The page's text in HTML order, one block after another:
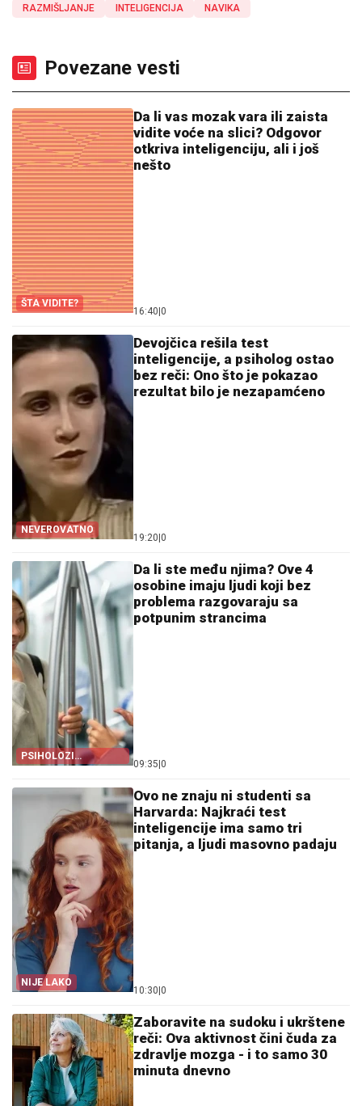
RAZMIŠLJANJE INTELIGENCIJA NAVIKA
Povezane vesti
ŠTA VIDITE?
Da li vas mozak vara ili zaista
vidite voće na slici? Odgovor
otkriva inteligenciju, ali i još
nešto
16:40 0
NEVEROVATNO
Devojčica rešila test
inteligencije, a psiholog ostao
bez reči: Ono što je pokazao
rezultat bilo je nezapamćeno
19:20 0
PSIHOLOZI
OTKRIVAJU
Da li ste među njima? Ove 4
osobine imaju ljudi koji bez
problema razgovaraju sa
potpunim strancima
09:35 0
NIJE LAKO
Ovo ne znaju ni studenti sa
Harvarda: Najkraći test
inteligencije ima samo tri
pitanja, a ljudi masovno padaju
10:30 0
Zaboravite na sudoku i ukrštene
reči: Ova aktivnost čini čuda za
zdravlje mozga - i to samo 30
minuta dnevno